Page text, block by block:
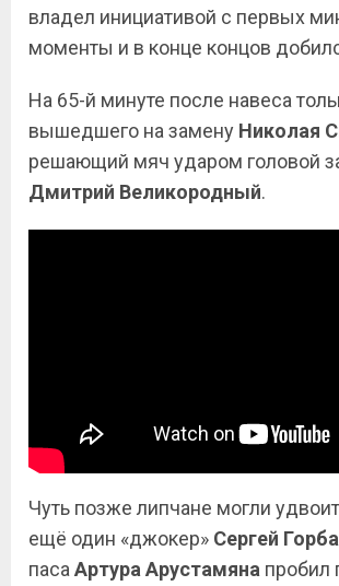
владел инициативой с первых
моменты и в конце концов
На 65-й минуте после навеса
вышедшего на замену Николая
решающий мяч ударом головой
Дмитрий Великородный.
Чуть позже липчане могли
ещё один «джокер» Сергей
паса Артура Арустамяна пробил